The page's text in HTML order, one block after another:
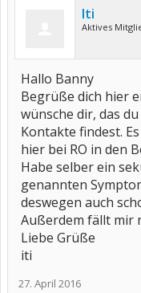
Iti
Aktives
Hallo Banny
Begrüße dich hier
wünsche dir, das
Kontakte findest.
hier bei RO in den
Habe selber ein
genannten
deswegen auch
Außerdem fällt mir
Liebe Grüße
iti
27. April 2016